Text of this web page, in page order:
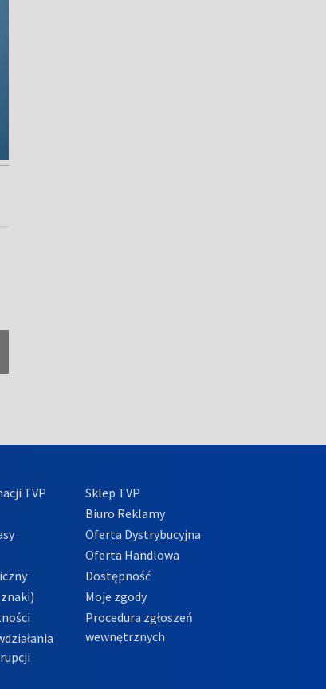
TVP
Sklep TVP
Biuro Reklamy
Oferta Dystrybucyjna
Oferta Handlowa
Dostępność
Moje zgody
Procedura zgłoszeń
wewnętrznych